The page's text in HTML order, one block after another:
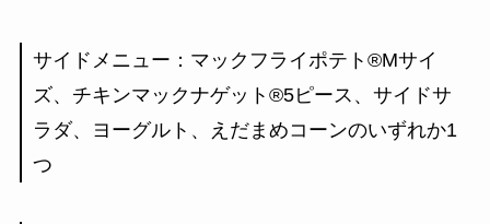
サイドメニュー：マックフライポテト®Mサイ
ズ、チキンマックナゲット®5ピース、サイドサ
ラダ、ヨーグルト、えだまめコーンのいずれか1
つ